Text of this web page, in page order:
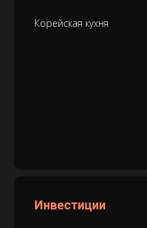
Корейская кухня
Инвестиции